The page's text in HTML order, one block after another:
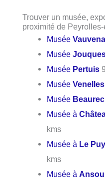
Trouver un musée,
proximité de
Musée
Musée
Musée Pertuis
MuséeVenelles
Musée
Musée à
kms
Musée à Le
kms
Musée à